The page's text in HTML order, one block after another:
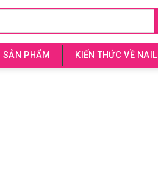
SẢN PHẨM KIẾN THỨC VỀ NAIL